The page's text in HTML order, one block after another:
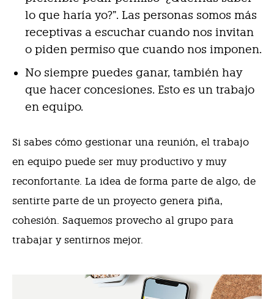
lo que haría yo?”. Las personas somos más
receptivas a escuchar cuando nos invitan
o piden permiso que cuando nos imponen.
No siempre puedes ganar, también hay
que hacer concesiones. Esto es un trabajo
en equipo.
Si sabes cómo gestionar una reunión, el trabajo
en equipo puede ser muy productivo y muy
reconfortante. La idea de forma parte de algo, de
sentirte parte de un proyecto genera piña,
cohesión. Saquemos provecho al grupo para
trabajar y sentirnos mejor.